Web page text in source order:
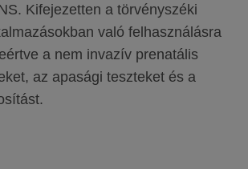
Kifejezetten a törvényszéki
való felhasználásra
a nem invazív prenatális
az apasági teszteket és a